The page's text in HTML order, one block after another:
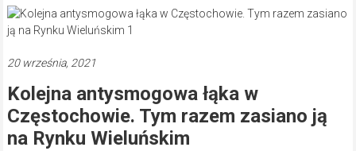
Częstochowa,
Kłobuck,
Myszków
20 września, 2021
Kolejna antysmogowa łąka w
Częstochowie. Tym razem zasiano ją
na Rynku Wieluńskim